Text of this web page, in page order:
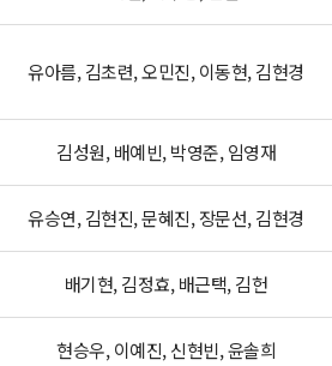
유아름, 김초련, 오민진, 이동현, 김현경
김성원, 배예빈, 박영준, 임영재
유승연, 김현진, 문혜진, 장문선, 김현경
배기현, 김정효, 배근택, 김헌
현승우, 이예진, 신현빈, 윤솔희